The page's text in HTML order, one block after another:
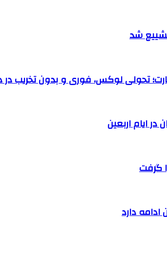
شد
تحولی لوکس، فوری و بدون تخریب
گرفت
دارد